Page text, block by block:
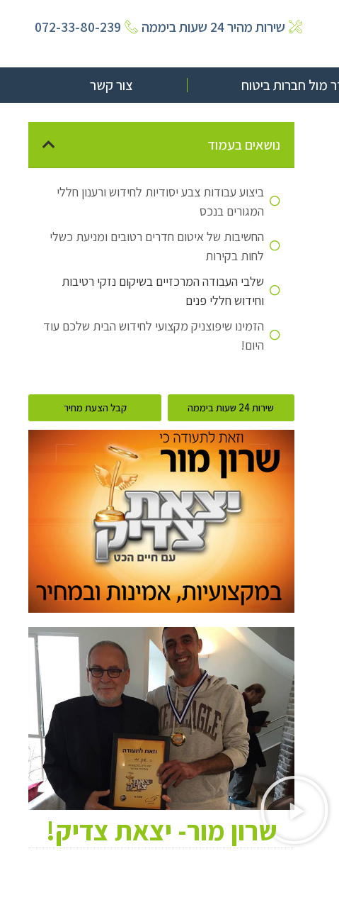
שירות מהיר 24 שעות ביממה 072-33-80-239
מול חברות ביטוח צור קשר
נושאים בעמוד
ביצוע עבודות צבע יסודיות לחידוש ורענון חללי
המגורים בנכס
החשיבות של איטום חדרים רטובים ומניעת כשלי
לחות בקירות
שלבי העבודה המרכזיים בשיקום נזקי רטיבות
וחידוש חללי פנים
הזמינו שיפוצניק מקצועי לחידוש הבית שלכם עוד
היום!
שירות 24 שעות ביממה קבל הצעת מחיר
שרון מור- יצאת צדיק!